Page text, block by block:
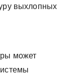
выхлопных
может